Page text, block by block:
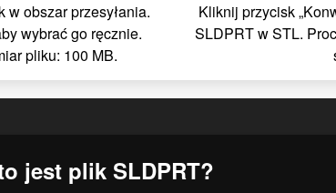
obszar przesyłania.
wybrać go ręcznie.
pliku: 100 MB.
Kliknij przycisk
SLDPRT w STL.
jest plik SLDPRT?